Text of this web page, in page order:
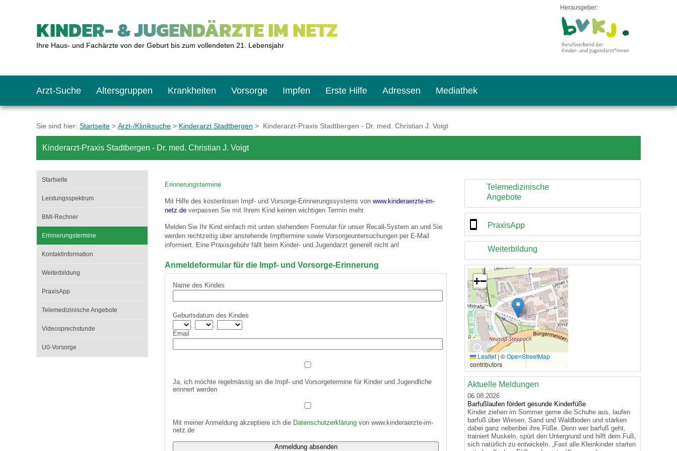
KINDER- & JUGENDÄRZTE IM NETZ
Ihre Haus- und Fachärzte von der Geburt bis zum vollendeten 21. Lebensjahr
Herausgeber:
Arzt-Suche Altersgruppen
Das erste Jahr
Schulkinder
Krankheiten Vorsorge
Baby: U1 bis U6
Schulkind: U10 bis U11
Impfen
Impfkalender
Was muss man beachten?
Häufige Fragen
Recht auf Impfung
Erste Hilfe
Notrufnummern
Hausapotheke
Adressen
Notdienste
Gesundheitsämter
Mediathek
BMI-Rechner
Blutdruckrechner
Hörlexikon
Material zu den Vorsorgen
Broschüren und Informationsflyer
Familienzeit gesund gestalten
Sie sind hier: Startseite > Arzt-/Kliniksuche > Kinderarzt Stadtbergen > Kinderarzt-Praxis Stadtbergen - Dr. med. Christian J. Voigt
Kinderarzt-Praxis Stadtbergen - Dr. med. Christian J. Voigt
Startseite
Leistungsspektrum
BMI-Rechner
Erinnerungstermine
Kontaktinformation
Weiterbildung
PraxisApp
Telemedizinische Angebote
Videosprechstunde
U0-Vorsorge
Erinnerungstermine
Mit Hilfe des kostenlosen Impf- und Vorsorge-Erinnerungssystems von www.kinderaerzte-im-
netz.de verpassen Sie mit Ihrem Kind keinen wichtigen Termin mehr.
Melden Sie Ihr Kind einfach mit unten stehendem Formular für unser Recall-System an und Sie
werden rechtzeitig über anstehende Impftermine sowie Vorsorgeuntersuchungen per E-Mail
informiert. Eine Praxisgebühr fällt beim Kinder- und Jugendarzt generell nicht an!
Anmeldeformular für die Impf- und Vorsorge-Erinnerung
Name des Kindes
Geburtsdatum des Kindes
.
.
Email
Ja, ich möchte regelmässig an die Impf- und Vorsorgetermine für Kinder und Jugendliche
erinnert werden
Mit meiner Anmeldung akzeptiere ich die Datenschutzerklärung von www.kinderaerzte-im-
netz.de
Telemedizinische
Angebote
PraxisApp
Weiterbildung
🔍
+−
Leaflet | ©OpenStreetMap
contributors
Aktuelle Meldungen
06.08.2026
Barfußlaufen fördert gesunde Kinderfüße
Kinder ziehen im Sommer gerne die Schuhe aus, laufen
barfuß über Wiesen, Sand und Waldboden und stärken
dabei ganz nebenbei ihre Füße. Denn wer barfuß geht,
trainiert Muskeln, spürt den Untergrund und hilft dem Fuß,
sich natürlich zu entwickeln. „Fast alle Kleinkinder starten